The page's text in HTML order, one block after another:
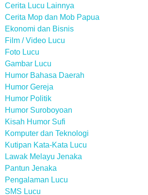
Cerita Lucu Lainnya
Cerita Mop dan Mob Papua
Ekonomi dan Bisnis
Film / Video Lucu
Foto Lucu
Gambar Lucu
Humor Bahasa Daerah
Humor Gereja
Humor Politik
Humor Suroboyoan
Kisah Humor Sufi
Komputer dan Teknologi
Kutipan Kata-Kata Lucu
Lawak Melayu Jenaka
Pantun Jenaka
Pengalaman Lucu
SMS Lucu